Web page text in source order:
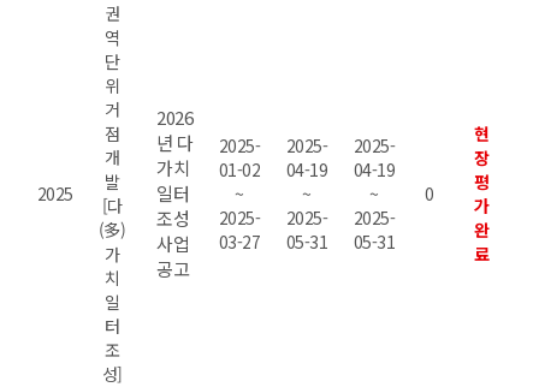
2025
권
역
단
위
거
점
개
발
[다
(多)
가
치
일
터
조
성]
2026
년 다
가치
일터
조성
사업
공고
2025-
01-02
~
2025-
03-27
2025-
04-19
~
2025-
05-31
2025-
04-19
~
2025-
05-31
0
현
장
평
가
완
료